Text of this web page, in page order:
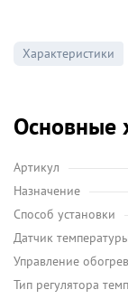
Характеристики
Основные
Артикул
Назначение
Способ установки
Датчик температуры
Управление
Тип регулятора